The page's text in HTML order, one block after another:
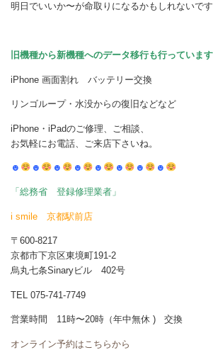
明日でいいか〜が命取りになるかもしれないです
旧機種から新機種へのデータ移行も行っています
iPhone 画面割れ バッテリー交換
リンゴループ・水没からの復旧などなど
iPhone・iPadのご修理、ご相談、
お気軽にお電話、ご来店下さいね。
☻ ☻ ☻ ☻ ☻ ☻ ☻ ☻
「総務省 登録修理業者」
i smile 京都駅前店
〒600-8217
京都市下京区東境町191-2
烏丸七条Sinaryビル 402号
TEL 075-741-7749
営業時間 11時〜20時（年中無休 ) 交換
オンライン予約はこちらから